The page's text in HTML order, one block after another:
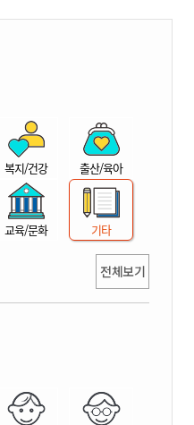
복지/건강 출산/육아
교육/문화 기타
전체보기